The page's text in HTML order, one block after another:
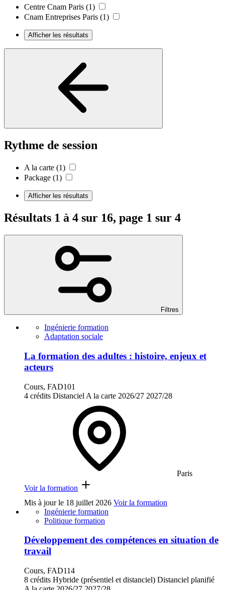
Centre Cnam Paris (1)
Cnam Entreprises Paris (1)
Afficher les résultats
Rythme de session
A la carte (1)
Package (1)
Afficher les résultats
Résultats 1 à 4 sur 16, page 1 sur 4
Filtres
Ingénierie formation
Adaptation sociale
La formation des adultes : histoire, enjeux et
acteurs
Cours, FAD101
4 crédits Distanciel A la carte 2026/27 2027/28
Paris
Voir la formation
Mis à jour le 18 juillet 2026 Voir la formation
Ingénierie formation
Politique formation
Développement des compétences en situation de
travail
Cours, FAD114
8 crédits Hybride (présentiel et distanciel) Distanciel planifié